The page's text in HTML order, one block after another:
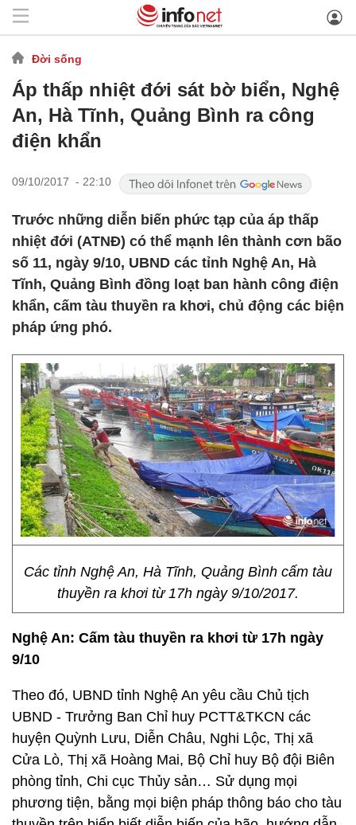
Đời sống
Áp thấp nhiệt đới sát bờ biển, Nghệ
An, Hà Tĩnh, Quảng Bình ra công
điện khẩn
09/10/2017 - 22:10
Trước những diễn biến phức tạp của áp thấp
nhiệt đới (ATNĐ) có thể mạnh lên thành cơn bão
số 11, ngày 9/10, UBND các tỉnh Nghệ An, Hà
Tĩnh, Quảng Bình đồng loạt ban hành công điện
khẩn, cấm tàu thuyền ra khơi, chủ động các biện
pháp ứng phó.
Các tỉnh Nghệ An, Hà Tĩnh, Quảng Bình cấm tàu
thuyền ra khơi từ 17h ngày 9/10/2017.
Nghệ An: Cấm tàu thuyền ra khơi từ 17h ngày
9/10
Theo đó, UBND tỉnh Nghệ An yêu cầu Chủ tịch
UBND - Trưởng Ban Chỉ huy PCTT&TKCN các
huyện Quỳnh Lưu, Diễn Châu, Nghi Lộc, Thị xã
Cửa Lò, Thị xã Hoàng Mai, Bộ Chỉ huy Bộ đội Biên
phòng tỉnh, Chi cục Thủy sản… Sử dụng mọi
phương tiện, bằng mọi biện pháp thông báo cho tàu